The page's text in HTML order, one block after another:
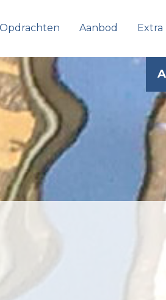
Opdrachten Aanbod Extra